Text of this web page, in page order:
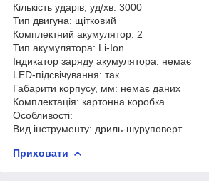
Кількість ударів, уд/хв: 3000
Тип двигуна: щітковий
Комплектний акумулятор: 2
Тип акумулятора: Li-Ion
Індикатор заряду акумулятора: немає
LED-підсвічування: так
Габарити корпусу, мм: немає даних
Комплектація: картонна коробка
Особливості:
Вид інструменту: дриль-шуруповерт
Приховати